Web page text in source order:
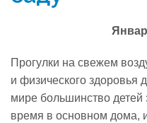
Учитель года
Прогулки на свежем
и физического здоровья
мире большинство
время в основном дома,